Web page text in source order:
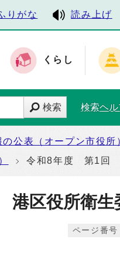
りがな 読み上げ
くらし
検索 検索ヘル
公表（オープン市役所
令和8年度 第1回
区役所衛生
ページ番